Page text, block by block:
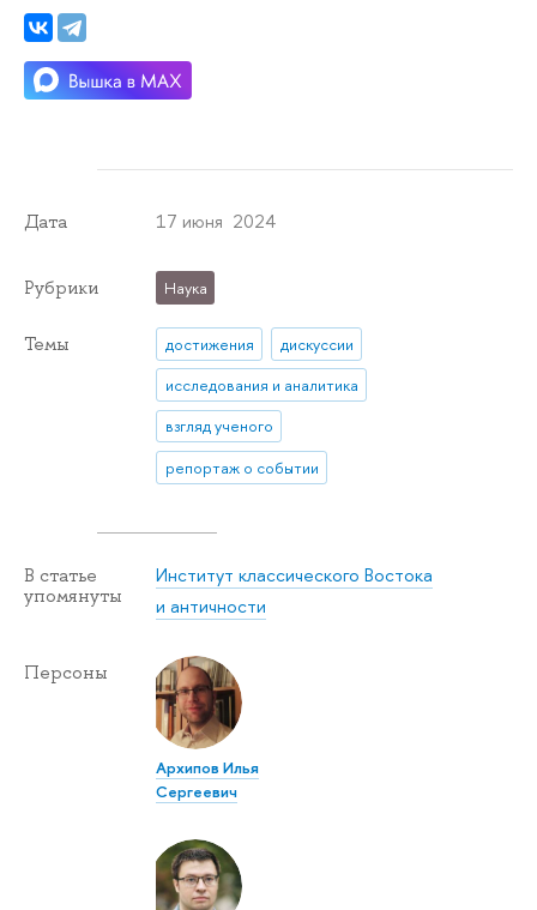
Дата 17 июня 2024
Рубрики Наука
Темы достижения
дискуссии
исследования и аналитика
взгляд ученого
репортаж о событии
В статье
упомянуты
Институт классического Востока
и античности
Персоны
Архипов Илья
Сергеевич